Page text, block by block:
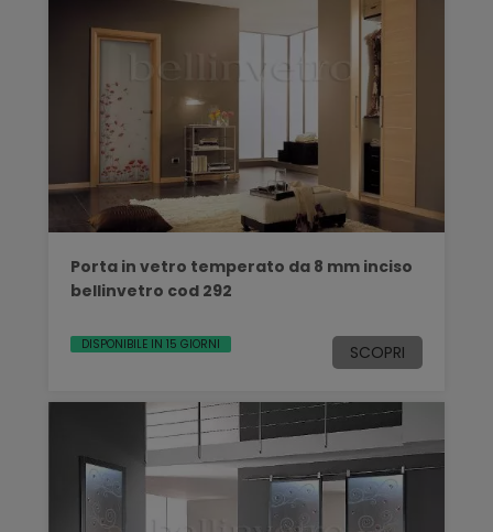
Porta in vetro temperato da 8 mm inciso
bellinvetro cod 292
DISPONIBILE IN 15 GIORNI SCOPRI